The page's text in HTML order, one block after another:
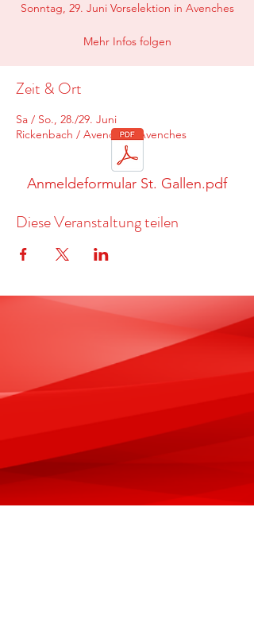
Sonntag, 29. Juni Vorselektion in Avenches
Mehr Infos folgen
Zeit & Ort
Sa / So., 28./29. Juni
Rickenbach / Avenches, Avenches
Diese Veranstaltung teilen
Anmeldeformular St. Gallen.pdf